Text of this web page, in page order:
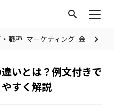
search
職種 マーケティング 金融 制度
いとは？例文付きで
すく解説